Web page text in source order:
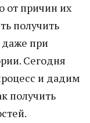
от причин их
получить
даже при
Сегодня
и дадим
получить